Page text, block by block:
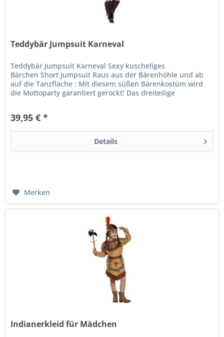
Teddybär Jumpsuit Karneval
Teddybär Jumpsuit Karneval Sexy kuscheliges
Bärchen Short Jumpsuit Raus aus der Bärenhöhle und ab
auf die Tanzfläche : Mit diesem süßen Bärenkostüm wird
die Mottoparty garantiert gerockt! Das dreiteilige
39,95 € *
Details
Merken
Indianerkleid für Mädchen